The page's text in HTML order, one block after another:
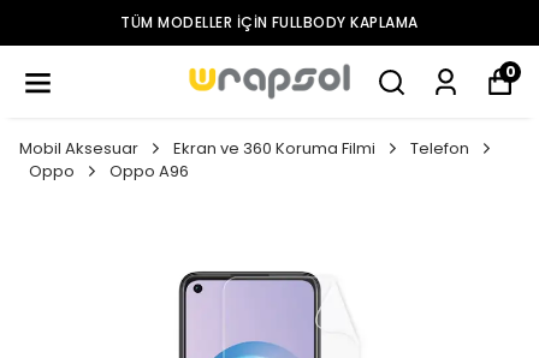
TÜM MODELLER IÇIN FULLBODY KAPLAMA
0
Mobil Aksesuar Ekran ve 360 Koruma Filmi
Telefon
Oppo
Oppo A96